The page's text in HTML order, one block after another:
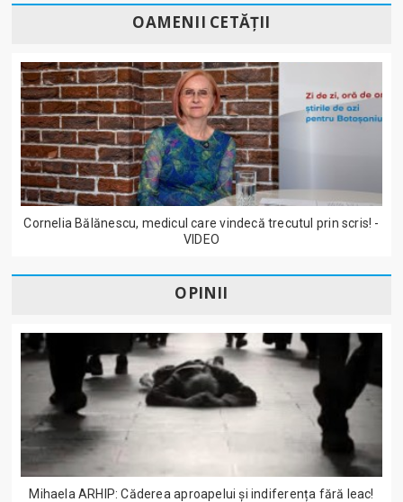
OAMENII CETĂȚII
Cornelia Bălănescu, medicul care vindecă trecutul prin scris! -
VIDEO
OPINII
Mihaela ARHIP: Căderea aproapelui și indiferența fără leac!